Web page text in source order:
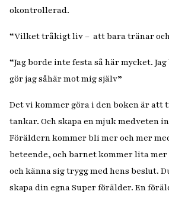
okontrollerad.
“Vilket tråkigt liv – att bara tränar
“Jag borde inte festa så här mycket.
gör jag såhär mot mig själv”
Det vi kommer göra i den boken är att
tankar. Och skapa en mjuk medveten
Föräldern kommer bli mer och mer
beteende, och barnet kommer lita
och känna sig trygg med hens beslut.
skapa din egna Super förälder. En